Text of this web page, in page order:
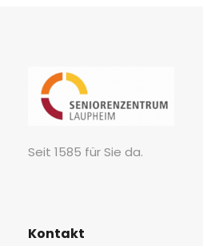
Seit 1585 für Sie da.
Kon­takt